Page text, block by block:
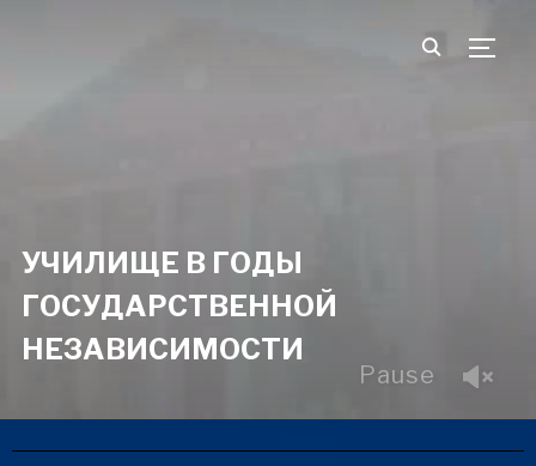
УЧИЛИЩЕ В ГОДЫ
ГОСУДАРСТВЕННОЙ
НЕЗАВИСИМОСТИ
Pause